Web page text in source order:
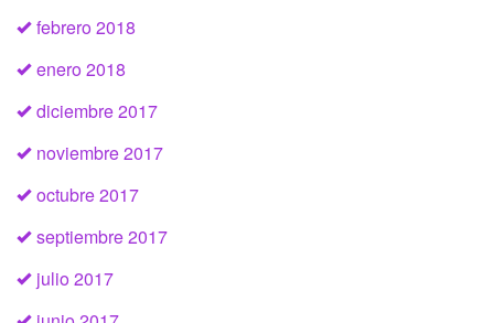
febrero 2018
enero 2018
diciembre 2017
noviembre 2017
octubre 2017
septiembre 2017
julio 2017